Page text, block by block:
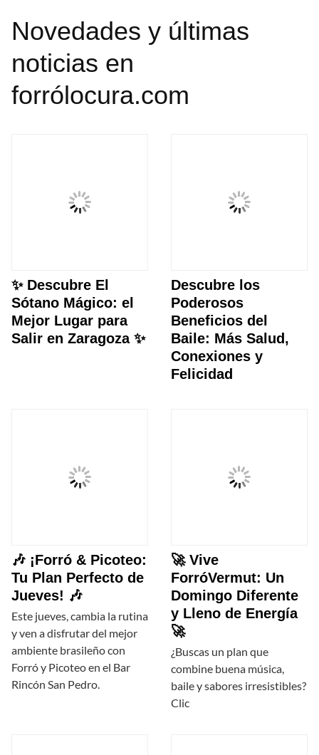
Novedades y últimas
noticias en
forrólocura.com
✨ Descubre El
Sótano Mágico: el
Mejor Lugar para
Salir en Zaragoza ✨
Descubre los
Poderosos
Beneficios del
Baile: Más Salud,
Conexiones y
Felicidad
🎶 ¡Forró & Picoteo:
Tu Plan Perfecto de
Jueves! 🎶
Este jueves, cambia la rutina
y ven a disfrutar del mejor
ambiente brasileño con
Forró y Picoteo en el Bar
Rincón San Pedro.
🚀 Vive
ForróVermut: Un
Domingo Diferente
y Lleno de Energía
🚀
¿Buscas un plan que
combine buena música,
baile y sabores irresistibles?
Clic